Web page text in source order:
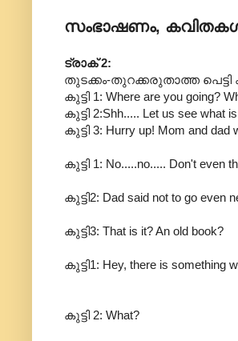
സംഭാഷണം,
ട്രാക് 2:
തുടക്കം-തുറക്കരുതാത്ത
കുട്ടി 1: Where are you going?
കുട്ടി 2:Shh..... Let us see what
കുട്ടി 3: Hurry up! Mom and dad
കുട്ടി 1: No.....no..... Don't even
കുട്ടി2: Dad said not to go even
കുട്ടി3: That is it? An old book?
കുട്ടി1: Hey, there is something
കുട്ടി 2: What?